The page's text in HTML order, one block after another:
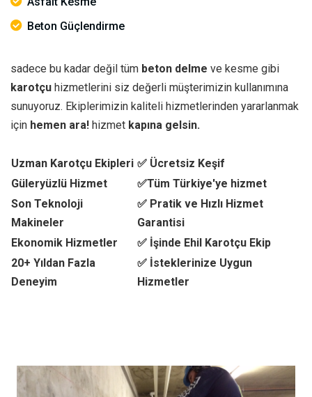
Beton Güçlendirme
sadece bu kadar değil tüm beton delme ve kesme gibi
karotçu hizmetlerini siz değerli müşterimizin kullanımına
sunuyoruz. Ekiplerimizin kaliteli hizmetlerinden yararlanmak
için hemen ara! hizmet kapına gelsin.
Uzman Karotçu Ekipleri ✅ Ücretsiz Keşif
Güleryüzlü Hizmet
✅Tüm Türkiye'ye hizmet
Son Teknoloji
Makineler
✅ Pratik ve Hızlı Hizmet
Garantisi
Ekonomik Hizmetler
✅ İşinde Ehil Karotçu Ekip
20+ Yıldan Fazla
Deneyim
✅ İsteklerinize Uygun
Hizmetler